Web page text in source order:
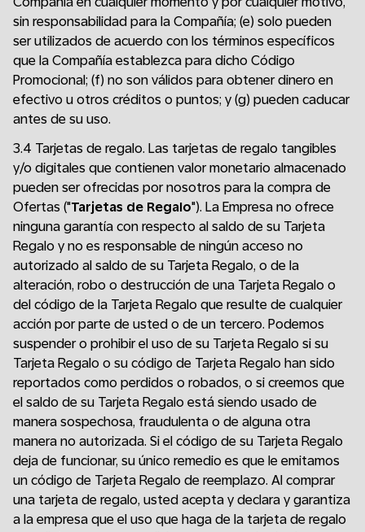
sin responsabilidad para la Compañía; (e) solo pueden
ser utilizados de acuerdo con los términos específicos
que la Compañía establezca para dicho Código
Promocional; (f) no son válidos para obtener dinero en
efectivo u otros créditos o puntos; y (g) pueden caducar
antes de su uso.
3.4 Tarjetas de regalo. Las tarjetas de regalo tangibles
y/o digitales que contienen valor monetario almacenado
pueden ser ofrecidas por nosotros para la compra de
Ofertas ("Tarjetas de Regalo"). La Empresa no ofrece
ninguna garantía con respecto al saldo de su Tarjeta
Regalo y no es responsable de ningún acceso no
autorizado al saldo de su Tarjeta Regalo, o de la
alteración, robo o destrucción de una Tarjeta Regalo o
del código de la Tarjeta Regalo que resulte de cualquier
acción por parte de usted o de un tercero. Podemos
suspender o prohibir el uso de su Tarjeta Regalo si su
Tarjeta Regalo o su código de Tarjeta Regalo han sido
reportados como perdidos o robados, o si creemos que
el saldo de su Tarjeta Regalo está siendo usado de
manera sospechosa, fraudulenta o de alguna otra
manera no autorizada. Si el código de su Tarjeta Regalo
deja de funcionar, su único remedio es que le emitamos
un código de Tarjeta Regalo de reemplazo. Al comprar
una tarjeta de regalo, usted acepta y declara y garantiza
a la empresa que el uso que haga de la tarjeta de regalo